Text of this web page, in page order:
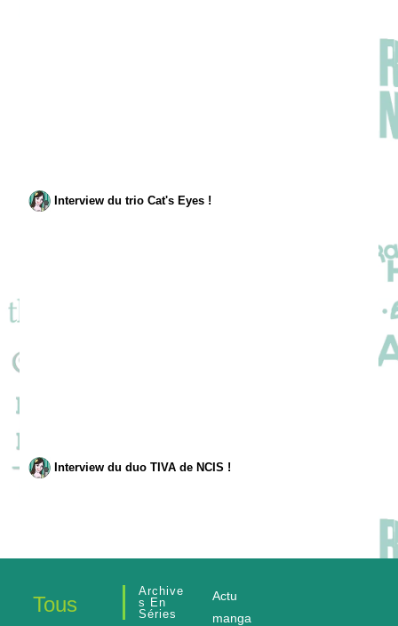
Interview du trio Cat's Eyes !
Interview du duo TIVA de NCIS !
Tous
Archive
S En
Séries
Actu
manga